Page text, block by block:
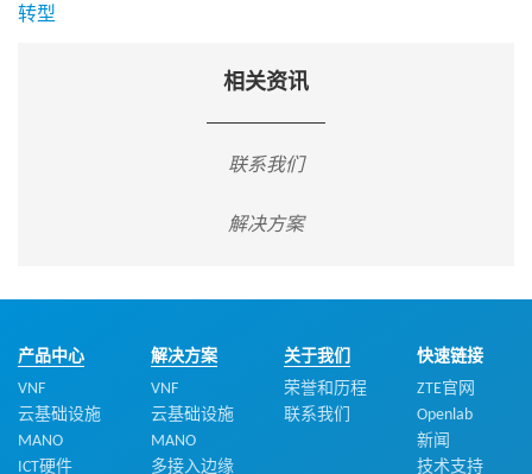
转型
相关资讯
联系我们
解决方案
产品中心
VNF
云基础设施
MANO
ICT硬件
解决方案
VNF
云基础设施
MANO
多接入边缘
关于我们
荣誉和历程
联系我们
快速链接
ZTE官网
Openlab
新闻
技术支持